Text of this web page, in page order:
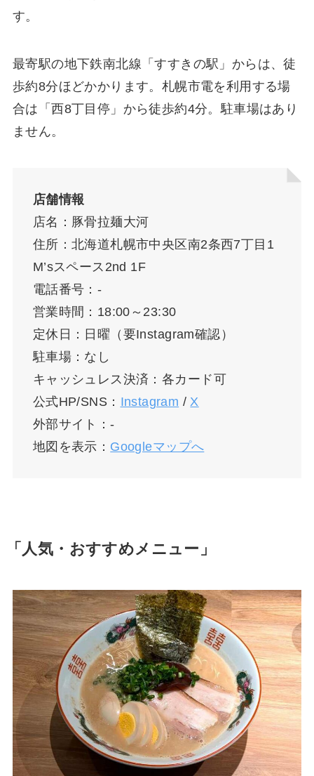
す。
最寄駅の地下鉄南北線「すすきの駅」からは、徒
歩約8分ほどかかります。札幌市電を利用する場
合は「西8丁目停」から徒歩約4分。駐車場はあり
ません。
店舗情報
店名：豚骨拉麺大河
住所：北海道札幌市中央区南2条西7丁目1
M’sスペース2nd 1F
電話番号：-
営業時間：18:00～23:30
定休日：日曜（要Instagram確認）
駐車場：なし
キャッシュレス決済：各カード可
公式HP/SNS： Instagram / X
外部サイト：-
地図を表示： Googleマップへ
「人気・おすすめメニュー」